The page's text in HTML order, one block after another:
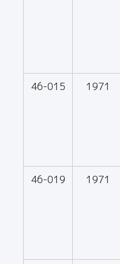
46-015 1971
46-019 1971